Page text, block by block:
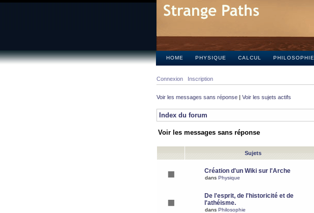
HOME PHYSIQUE CALCUL PHILOSOPHIE
Connexion Inscription
Voir les messages sans réponse | Voir les sujets actifs
Index du forum
Voir les messages sans réponse
Sujets
Création d'un Wiki sur l'Arche
dans Physique
De l'esprit, de l'historicité et de
l'athéisme.
dans Philosophie